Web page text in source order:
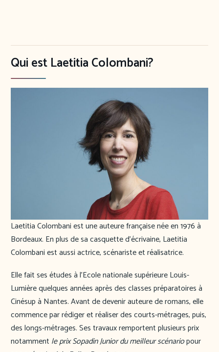
Qui est Laetitia Colombani?
Laetitia Colombani est une auteure française née en 1976 à
Bordeaux. En plus de sa casquette d’écrivaine, Laetitia
Colombani est aussi actrice, scénariste et réalisatrice.
Elle fait ses études à l’Ecole nationale supérieure Louis-
Lumière quelques années après des classes préparatoires à
Cinésup à Nantes. Avant de devenir auteure de romans, elle
commence par rédiger et réaliser des courts-métrages, puis,
des longs-métrages. Ses travaux remportent plusieurs prix
notamment le prix Sopadin Junior du meilleur scénariopour